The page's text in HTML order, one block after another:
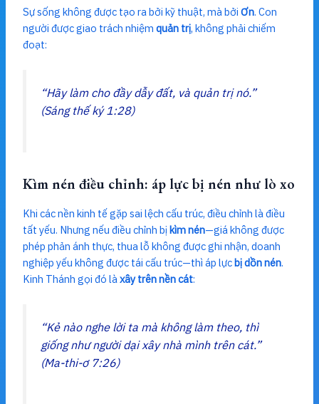
Sự sống không được tạo ra bởi kỹ thuật, mà bởi Ơn. Con
người được giao trách nhiệm quản trị, không phải chiếm
đoạt:
“Hãy làm cho đầy dẫy đất, và quản trị nó.”
(Sáng thế ký 1:28)
Kìm nén điều chỉnh: áp lực bị nén như lò xo
Khi các nền kinh tế gặp sai lệch cấu trúc, điều chỉnh là điều
tất yếu. Nhưng nếu điều chỉnh bị kìm nén—giá không được
phép phản ánh thực, thua lỗ không được ghi nhận, doanh
nghiệp yếu không được tái cấu trúc—thì áp lựcbị dồn nén.
Kinh Thánh gọi đó là xây trên nền cát:
“Kẻ nào nghe lời ta mà không làm theo, thì
giống như người dại xây nhà mình trên cát.”
(Ma-thi-ơ 7:26)